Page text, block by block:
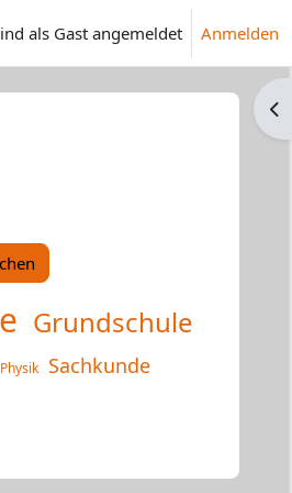
als Gast angemeldet Anmelden
Grundschule
Physik Sachkunde